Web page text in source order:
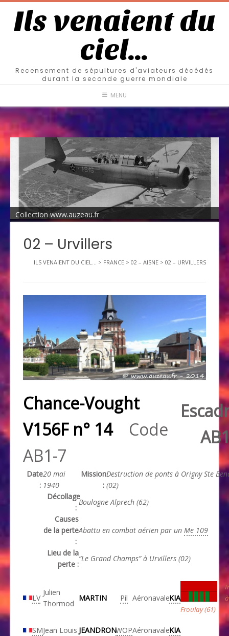
Ils venaient du
ciel…
Recensement de sépultures d'aviateurs décédés
durant la seconde guerre mondiale
MENU
Collection www.auzeau.fr
02 – Urvillers
ILS VENAIENT DU CIEL... > FRANCE > 02 – AISNE > 02 – URVILLERS
Chance-Vought
V156F n° 14
Code
AB1-7
Date
:
20 mai
1940
Mission
:
Destruction de ponts à Origny Ste
(02)
Décollage
:
Boulogne Alprech (62)
Causes
de la perte
:
Abattu en combat aérien par un Me 109
Lieu de la
perte :
“Le Grand Champs” à Urvillers (02)
LV
Julien
Thormod
MARTIN Pil AéronavaleKIA
Froulay (61)
SMJean Louis JEANDRONWOPAéronavaleKIA